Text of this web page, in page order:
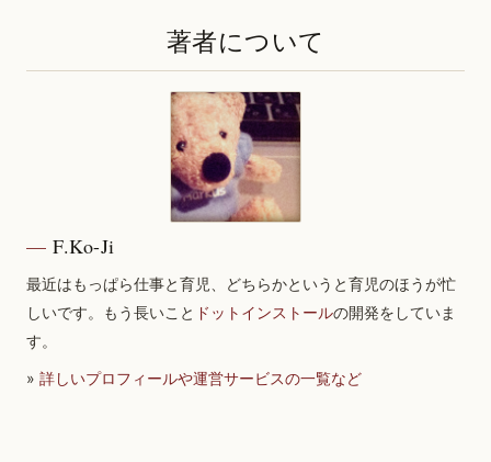
著者について
F.Ko-Ji
最近はもっぱら仕事と育児、どちらかというと育児のほうが忙
しいです。もう長いこと ドットインストールの開発をしていま
す。
» 詳しいプロフィールや運営サービスの一覧など